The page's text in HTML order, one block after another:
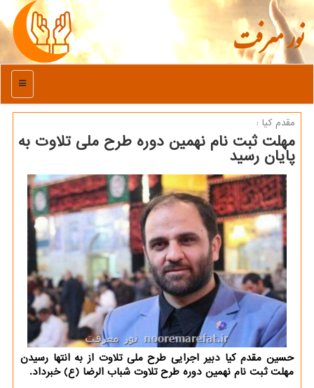
نور معرفت
منو
مقدم كیا :
مهلت ثبت نام نهمین دوره طرح ملی تلاوت به
پایان رسید
حسین مقدم كیا دبیر اجرایی طرح ملی تلاوت از به انتها رسیدن
مهلت ثبت نام نهمین دوره طرح تلاوت شباب الرضا (ع) خبرداد.